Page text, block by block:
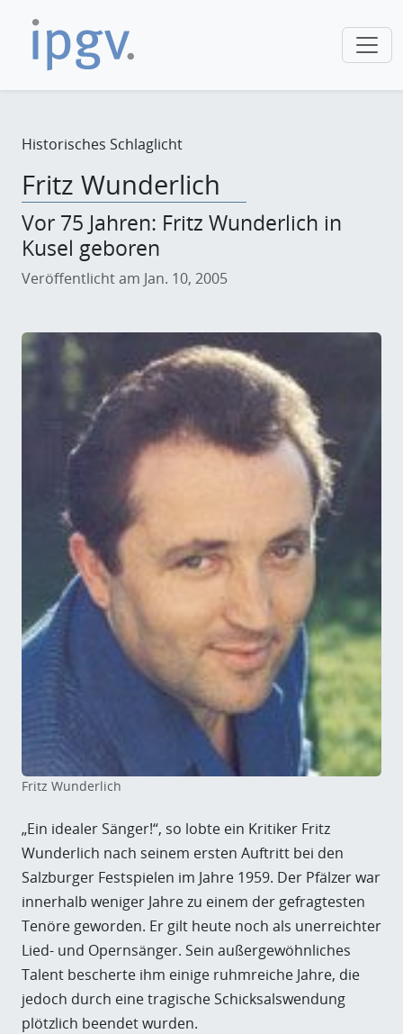
Historisches Schlaglicht
Fritz Wunderlich
Vor 75 Jahren: Fritz Wunderlich in
Kusel geboren
Veröffentlicht am Jan. 10, 2005
Fritz Wunderlich
„Ein idealer Sänger!“, so lobte ein Kritiker Fritz
Wunderlich nach seinem ersten Auftritt bei den
Salzburger Festspielen im Jahre 1959. Der Pfälzer war
innerhalb weniger Jahre zu einem der gefragtesten
Tenöre geworden. Er gilt heute noch als unerreichter
Lied- und Opernsänger. Sein außergewöhnliches
Talent bescherte ihm einige ruhmreiche Jahre, die
jedoch durch eine tragische Schicksalswendung
plötzlich beendet wurden.